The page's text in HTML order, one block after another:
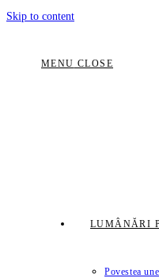
Skip to content
MENU CLOSE
LUMÂNĂRI
Povestea